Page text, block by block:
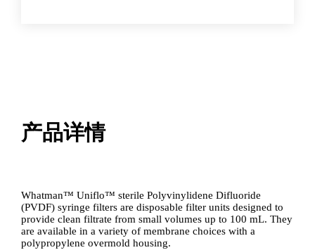
产品详情
Whatman™ Uniflo™ sterile Polyvinylidene Difluoride
(PVDF) syringe filters are disposable filter units designed to
provide clean filtrate from small volumes up to 100 mL. They
are available in a variety of membrane choices with a
polypropylene overmold housing.